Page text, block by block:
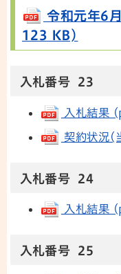
令和元年6
123 KB)
入札番号 23
入札結果
契約状況(
入札番号 24
入札結果
入札番号 25